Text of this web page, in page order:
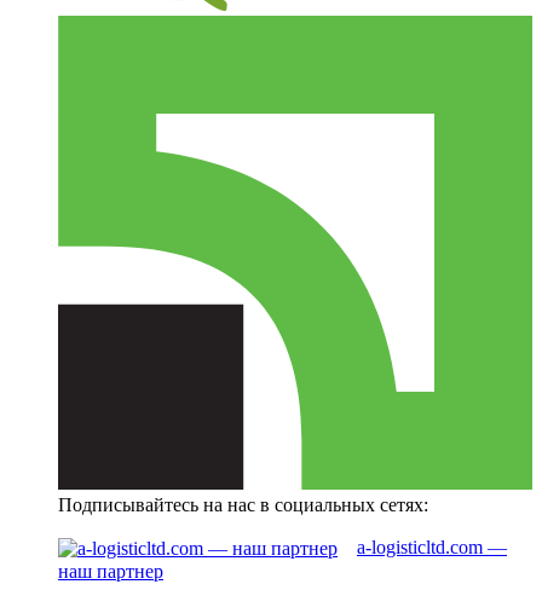
Подписывайтесь на нас в социальных сетях:
a-logisticltd.com —
наш партнер